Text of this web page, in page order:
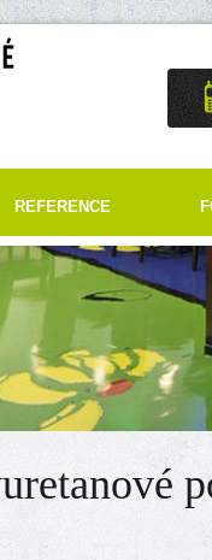
REFERENCE